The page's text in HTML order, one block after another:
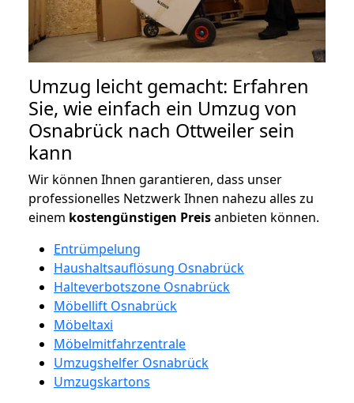
Umzug leicht gemacht: Erfahren
Sie, wie einfach ein Umzug von
Osnabrück nach Ottweiler sein
kann
Wir können Ihnen garantieren, dass unser
professionelles Netzwerk Ihnen nahezu alles zu
einem kostengünstigen Preisanbieten können.
Entrümpelung
Haushaltsauflösung Osnabrück
Halteverbotszone Osnabrück
Möbellift Osnabrück
Möbeltaxi
Möbelmitfahrzentrale
Umzugshelfer Osnabrück
Umzugskartons